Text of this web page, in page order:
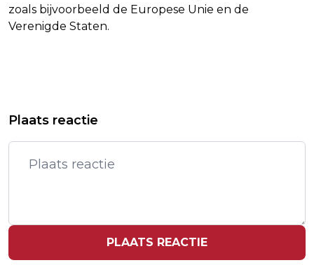
zoals bijvoorbeeld de Europese Unie en de
Verenigde Staten.
AFSTAND: DE VOOR- EN NADELEN OP
GROTE DRUKTE BIJ GGD OM
AFSPRAAK TE MAKEN VOOR
CORONATEST
Plaats reactie
PLAATS REACTIE